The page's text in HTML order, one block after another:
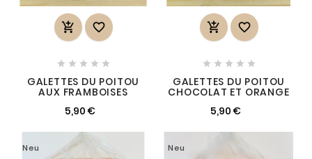
 
    
GALETTES DU POITOU
AUX FRAMBOISES
5,90 €
 
    
GALETTES DU POITOU
CHOCOLAT ET ORANGE
5,90 €
Neu Neu